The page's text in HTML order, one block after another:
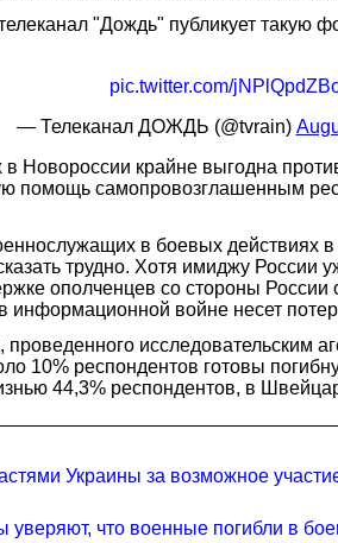
"Дождь" публикует
pic.twitter.com/
— Телеканал ДОЖДЬ (@tvrain)
Новороссии крайне выгодна
помощь самопровозглашенным
в боевых
трудно. Хотя имиджу России
ополченцев со стороны
информационной войне несет
проведенного исследовательским
10% респондентов готовы
44,3% респондентов, в
Украины за возможное
что военные погибли в